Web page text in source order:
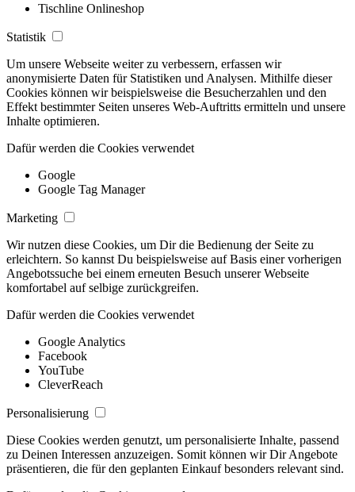
Tischline Onlineshop
Statistik
Um unsere Webseite weiter zu verbessern, erfassen wir
anonymisierte Daten für Statistiken und Analysen. Mithilfe dieser
Cookies können wir beispielsweise die Besucherzahlen und den
Effekt bestimmter Seiten unseres Web-Auftritts ermitteln und unsere
Inhalte optimieren.
Dafür werden die Cookies verwendet
Google
Google Tag Manager
Marketing
Wir nutzen diese Cookies, um Dir die Bedienung der Seite zu
erleichtern. So kannst Du beispielsweise auf Basis einer vorherigen
Angebotssuche bei einem erneuten Besuch unserer Webseite
komfortabel auf selbige zurückgreifen.
Dafür werden die Cookies verwendet
Google Analytics
Facebook
YouTube
CleverReach
Personalisierung
Diese Cookies werden genutzt, um personalisierte Inhalte, passend
zu Deinen Interessen anzuzeigen. Somit können wir Dir Angebote
präsentieren, die für den geplanten Einkauf besonders relevant sind.